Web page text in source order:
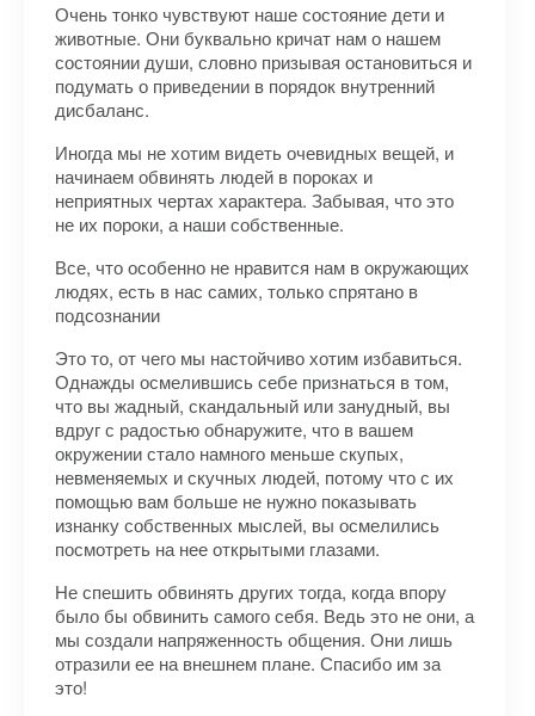
Очень тонко чувствуют наше состояние дети и
животные. Они буквально кричат нам о нашем
состоянии души, словно призывая остановиться и
подумать о приведении в порядок внутренний
дисбаланс.
Иногда мы не хотим видеть очевидных вещей, и
начинаем обвинять людей в пороках и
неприятных чертах характера. Забывая, что это
не их пороки, а наши собственные.
Все, что особенно не нравится нам в окружающих
людях, есть в нас самих, только спрятано в
подсознании
Это то, от чего мы настойчиво хотим избавиться.
Однажды осмелившись себе признаться в том,
что вы жадный, скандальный или занудный, вы
вдруг с радостью обнаружите, что в вашем
окружении стало намного меньше скупых,
невменяемых и скучных людей, потому что с их
помощью вам больше не нужно показывать
изнанку собственных мыслей, вы осмелились
посмотреть на нее открытыми глазами.
Не спешить обвинять других тогда, когда впору
было бы обвинить самого себя. Ведь это не они, а
мы создали напряженность общения. Они лишь
отразили ее на внешнем плане. Спасибо им за
это!